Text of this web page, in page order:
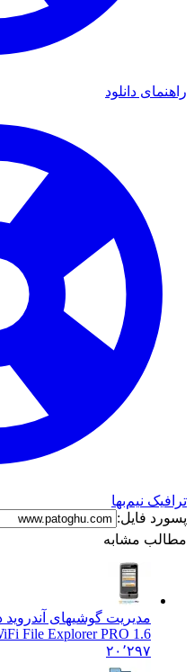
دانلود
نیم‌بها
فایل:
مشابه
WiFi File Explorer PRO 1.6.
۲۰٬۲۹۷